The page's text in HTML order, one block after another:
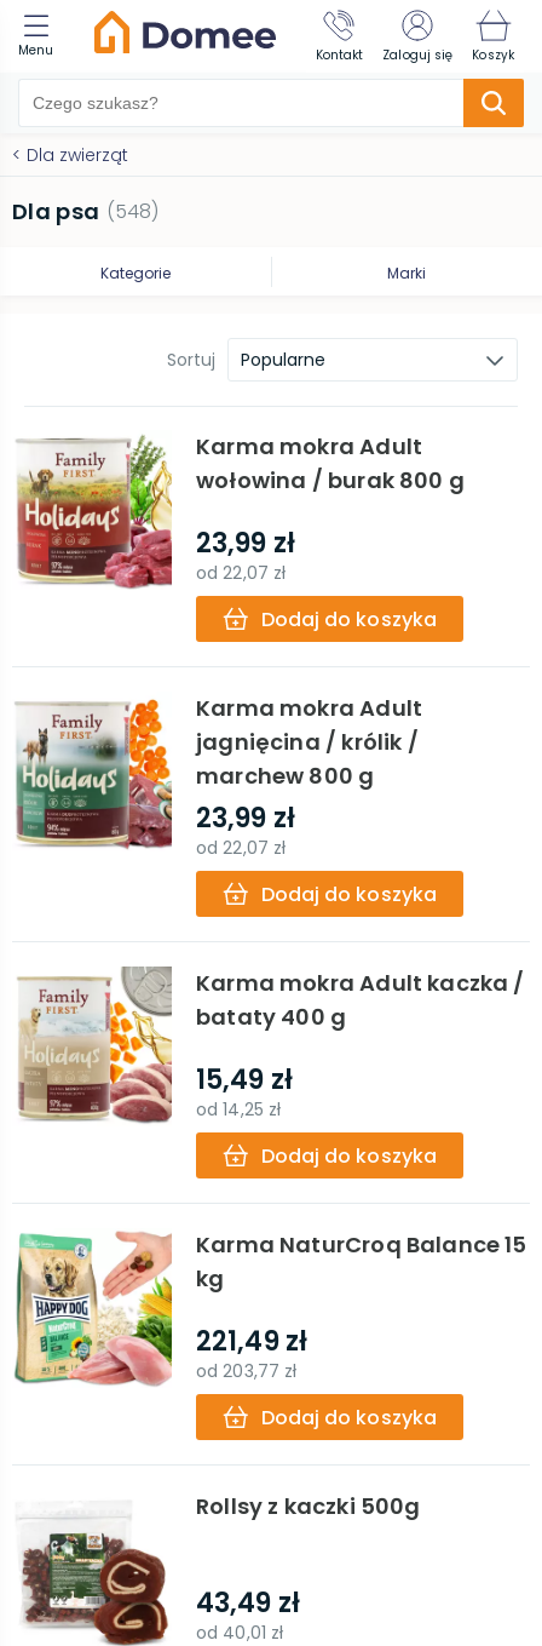
Menu Kontakt Zaloguj się Koszyk
< Dla zwierząt
Dla psa (548)
Kategorie Marki
Sortuj Popularne
Karma mokra Adult
wołowina / burak 800 g
23,99 zł
od22,07 zł
Dodaj do koszyka
Karma mokra Adult
jagnięcina / królik /
marchew 800 g
23,99 zł
od22,07 zł
Dodaj do koszyka
Karma mokra Adult kaczka /
bataty 400 g
15,49 zł
od14,25 zł
Dodaj do koszyka
Karma NaturCroq Balance 15
kg
221,49 zł
od203,77 zł
Dodaj do koszyka
Rollsy z kaczki 500g
43,49 zł
od 40,01 zł